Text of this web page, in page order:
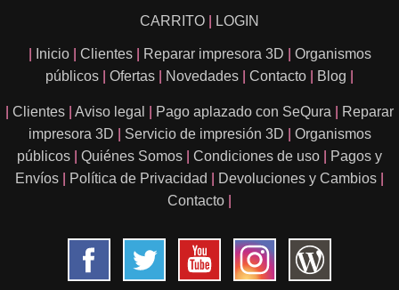
CARRITO LOGIN
Inicio Clientes Reparar impresora 3D
Organismos
públicos
Ofertas Novedades Contacto Blog
Clientes Aviso legal Pago aplazado con SeQura
Reparar
impresora 3D
Servicio de impresión 3D
Organismos
públicos
Quiénes Somos Condiciones de uso
Pagos y
Envíos
Política de Privacidad Devoluciones y Cambios
Contacto